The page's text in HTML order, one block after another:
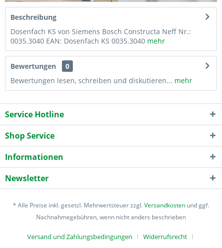
Beschreibung
Dosenfach KS von Siemens Bosch Constructa Neff Nr.:
0035.3040 EAN: Dosenfach KS 0035.3040 mehr
Bewertungen
0
Bewertungen lesen, schreiben und diskutieren... mehr
Service Hotline
Shop Service
Informationen
Newsletter
* Alle Preise inkl. gesetzl. Mehrwertsteuer zzgl.Versandkosten und ggf.
Nachnahmegebühren, wenn nicht anders beschrieben
Versand und Zahlungsbedingungen Widerrufsrecht